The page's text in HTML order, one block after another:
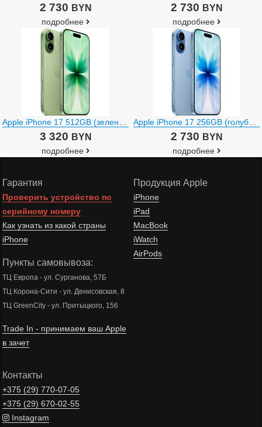
2 730 BYN
подробнее
2 730 BYN
подробнее
3 320 BYN
подробнее
2 730 BYN
подробнее
Гарантия
Проверить устройство по
серийному номеру
Как узнать из какой страны
iPhone
Пункты самовывоза:
ТЦ Европа - ул. Сурганова, 57Б
ТЦ Корона-Сити - ул. Денисовская, 8
ТЦ GreenCity - ул. Притыцкого, 156
Trade In - принимаем ваш Apple
в зачет
Продукция Apple
iPhone
iPad
MacBook
iWatch
AirPods
Контакты
+375 (29)770-07-05
+375 (29)670-02-55
Instagram